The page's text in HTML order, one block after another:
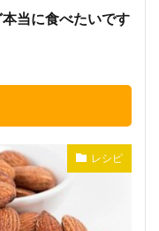
当に食べたいです
レシピ